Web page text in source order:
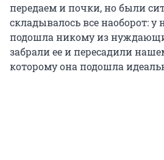
передаем и почки, но были
складывалось все наоборот: у
подошла никому из
забрали ее и пересадили
которому она подошла